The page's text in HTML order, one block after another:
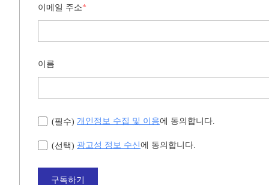
이메일 주소*
이름
(필수) 개인정보 수집 및 이용에 동의합니다.
(선택) 광고성 정보 수신에 동의합니다.
구독하기